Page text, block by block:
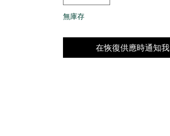
無庫存
在恢復供應時通知我